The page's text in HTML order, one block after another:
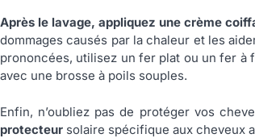
Après le lavage, appliquez une crème
dommages causés par la chaleur et les
prononcées, utilisez un fer plat ou un fer
avec une brosse à poils souples.
Enfin, n’oubliez pas de protéger vos
protecteur solaire spécifique aux cheveux